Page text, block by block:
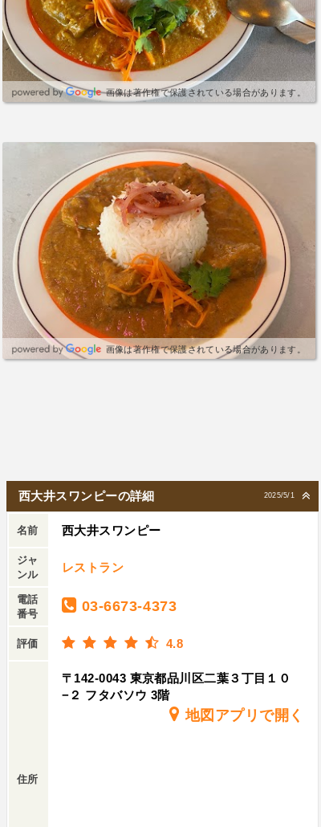
画像は著作権で保護されている場合があります。
画像は著作権で保護されている場合があります。
2025/5/1
西大井スワンピーの詳細
名前 西大井スワンピー
ジャ
ンル
レストラン
電話
番号
03-6673-4373
評価 4.8
住所
〒142-0043 東京都品川区二葉３丁目１０
−２ フタバソウ 3階
地図アプリで開く